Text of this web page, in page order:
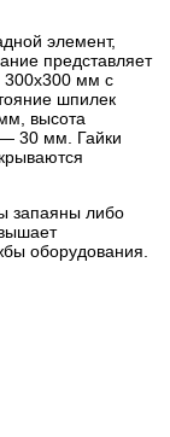
элемент,
представляет
300х300 мм с
шпилек
высота
— 30 мм. Гайки
запаяны либо
оборудования.